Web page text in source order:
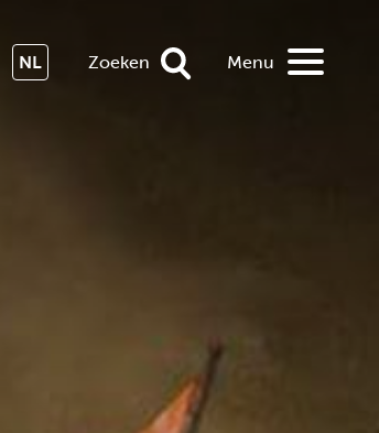
NL Zoeken Menu